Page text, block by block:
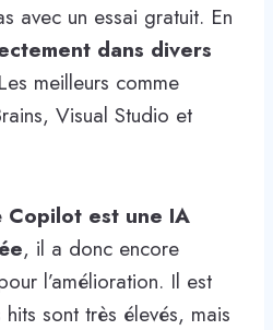
avec un essai gratuit. En
dans divers
Les meilleurs comme
Visual Studio et
Copilot est une IA
, il a donc encore
l’amélioration. Il est
hits sont très élevés, mais